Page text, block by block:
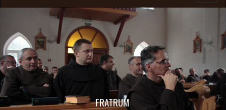
FRATRUM